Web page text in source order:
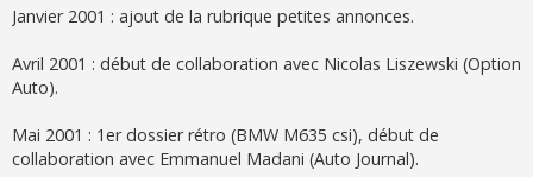
Janvier 2001 : ajout de la rubrique petites annonces.
Avril 2001 : début de collaboration avec Nicolas Liszewski (Option
Auto).
Mai 2001 : 1er dossier rétro (BMW M635 csi), début de
collaboration avec Emmanuel Madani (Auto Journal).